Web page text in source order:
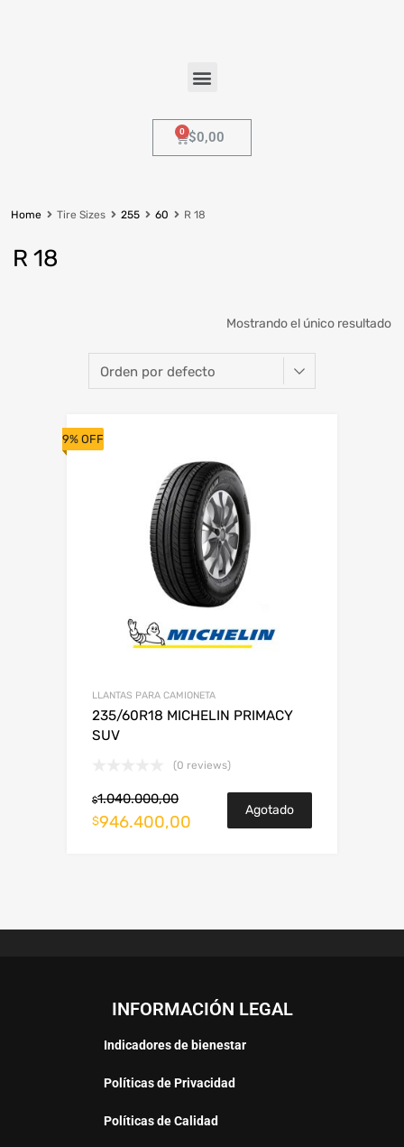
$0,00
Home Tire Sizes 255 60 R 18
R 18
Mostrando el único resultado
9% OFF
LLANTAS PARA CAMIONETA
235/60R18 MICHELIN PRIMACY
SUV
(0 reviews)
$1.040.000,00
$946.400,00
Agotado
INFORMACIÓN LEGAL
Indicadores de bienestar
Políticas de Privacidad
Políticas de Calidad